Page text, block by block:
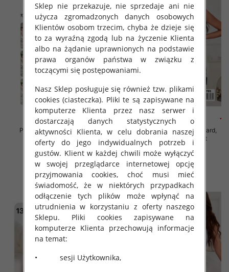
Piżama damska Roz Standard,
Mix kolor Paczka 12 szt
32.00 zł
szczegóły
Piżama damska Roz Standard,
Mix kolor Paczka 12 szt
32.00 zł
szczegóły
Sklep nie przekazuje, nie sprzedaje ani nie
użycza zgromadzonych danych osobowych
Klientów osobom trzecim, chyba że dzieje się
to za wyraźną zgodą lub na życzenie Klienta
albo na żądanie uprawnionych na podstawie
prawa organów państwa w związku z
toczącymi się postępowaniami.
Nasz Sklep posługuje się również tzw. plikami
cookies (ciasteczka). Pliki te są zapisywane na
komputerze Klienta przez nasz serwer i
dostarczają danych statystycznych o
aktywności Klienta, w celu dobrania naszej
oferty do jego indywidualnych potrzeb i
gustów. Klient w każdej chwili może wyłączyć
w swojej przeglądarce internetowej opcję
przyjmowania cookies, choć musi mieć
świadomość, że w niektórych przypadkach
odłączenie tych plików może wpłynąć na
utrudnienia w korzystaniu z oferty naszego
Sklepu. Pliki cookies zapisywane na
komputerze Klienta przechowują informacje
na temat:
• sesji Użytkownika,